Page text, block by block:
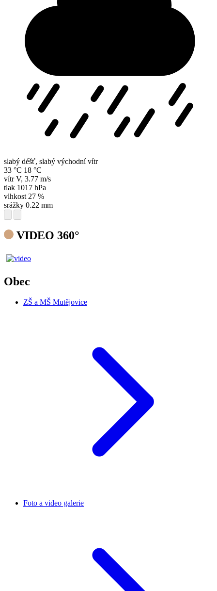
slabý déšť, slabý východní vítr
33 °C 18 °C
vítr V, 3.77 m/s
tlak 1017 hPa
vlhkost 27 %
srážky 0.22 mm
VIDEO 360°
Obec
ZŠ a MŠ Mutějovice
Foto a video galerie